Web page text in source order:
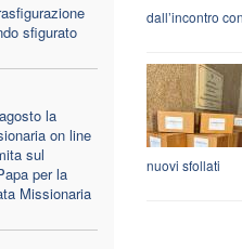
sfigurato
la
on line
sul
per la
Missionaria
dall’incontro
nuovi sfollati